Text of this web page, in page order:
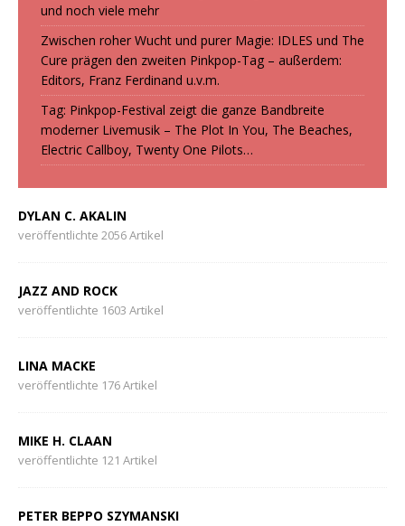
und noch viele mehr
Zwischen roher Wucht und purer Magie: IDLES und The
Cure prägen den zweiten Pinkpop-Tag – außerdem:
Editors, Franz Ferdinand u.v.m.
Tag: Pinkpop-Festival zeigt die ganze Bandbreite
moderner Livemusik – The Plot In You, The Beaches,
Electric Callboy, Twenty One Pilots…
DYLAN C. AKALIN
veröffentlichte 2056 Artikel
JAZZ AND ROCK
veröffentlichte 1603 Artikel
LINA MACKE
veröffentlichte 176 Artikel
MIKE H. CLAAN
veröffentlichte 121 Artikel
PETER BEPPO SZYMANSKI